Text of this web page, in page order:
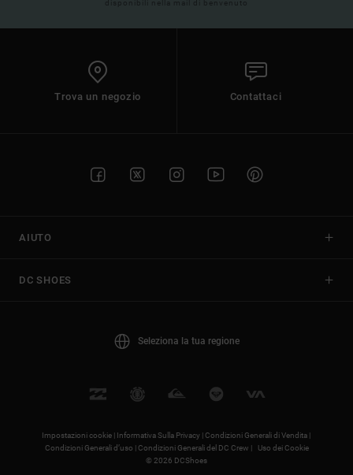
disponibili nella mail di benvenuto
Trova un negozio Contattaci
AIUTO
DC SHOES
Seleziona la tua regione
Impostazioni cookie | Informativa Sulla Privacy |Condizioni Generali di Vendita |
Condizioni Generali d’uso |Condizioni Generali del DC Crew |
Uso dei Cookie
© 2026 DCShoes